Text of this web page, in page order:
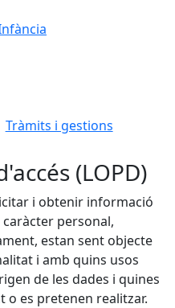
Tràmits i gestions
(LOPD)
i obtenir informació
personal,
estan sent objecte
i amb quins usos
de les dades i quines
o es pretenen realitzar.